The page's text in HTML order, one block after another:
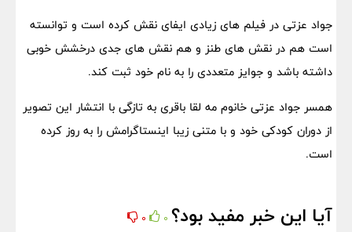
جواد عزتی در فیلم های زیادی ایفای نقش کرده است و توانسته
است هم در نقش های طنز و هم نقش های جدی درخشش خوبی
داشته باشد و جوایز متعددی را به نام خود ثبت کند.
همسر جواد عزتی خانوم مه لقا باقری به تازگی با انتشار این تصویر
از دوران کودکی خود و با متنی زیبا اینستاگرامش را به روز کرده
است.
آیا این خبر مفید بود؟ 0
0